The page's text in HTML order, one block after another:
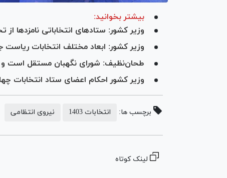
بیشتر بخوانید:
وزیر کشور: ستاد‌های انتخاباتی نامزد‌ها
وزیر کشور: ابعاد مختلف انتخابات
طحان‌نظیف: شورای نگهبان مستقل است و
وزیر کشور احکام اعضای ستاد انتخابات
برچسب ها: انتخابات 1403 نیروی انتظامی
لینک کوتاه